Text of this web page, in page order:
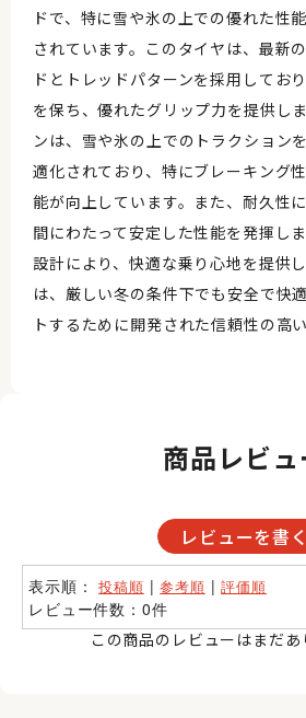
ドで、特に雪や氷の上での優れた性
されています。このタイヤは、最新
ドとトレッドパターンを採用してお
を保ち、優れたグリップ力を提供し
ンは、雪や氷の上でのトラクション
適化されており、特にブレーキング
能が向上しています。また、耐久性
間にわたって安定した性能を発揮し
設計により、快適な乗り心地を提供
は、厳しい冬の条件下でも安全で快
トするために開発された信頼性の高
商品レビュ
レビューを書く
表示順：投稿順 |参考順 |評価順
レビュー件数：0件
この商品のレビューはまだ